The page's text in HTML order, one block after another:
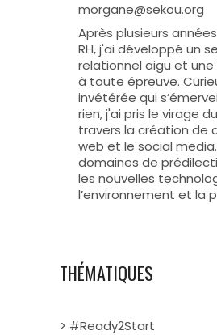
morgane@sekou.org
Après plusieurs
RH, j'ai développé un
relationnel aigu et
à toute épreuve.
invétérée qui
rien, j'ai pris le virage
travers la création de
web et le social
domaines de
les nouvelles
l’environnement et la
THÉMATIQUES
> #Ready2Start